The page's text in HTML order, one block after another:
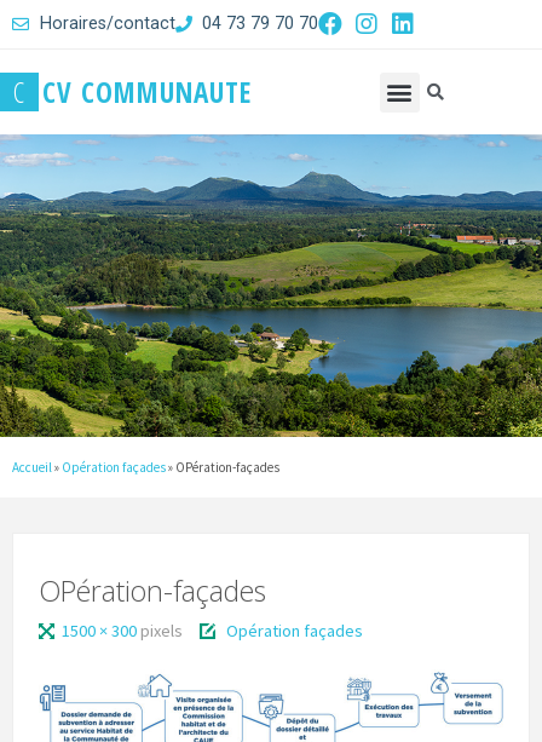
Horaires/contact 04 73 79 70 70
C CV COMMUNAUTE
Accueil » Opération façades» OPération-façades
OPération-façades
1500 × 300 pixels Opération façades